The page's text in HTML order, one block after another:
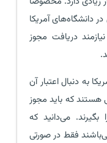
دانشگاه‌های آمریکا
دریافت مجوز
به دنبال اعتبار آن
هستند که باید مجوز
بگیرند. می‌دانید که
فقط در صورتی